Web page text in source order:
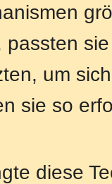
passten
um
sie so
diese